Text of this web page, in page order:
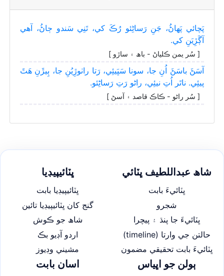
پَچائي پَھاڻُ، جَنِ رَساڻِئو رُڪَ کي، تَنِي سَندو ڄاڻُ، آھي
آڳَڙِيَنِ کي.
[ سُر يمن ڪلياڻ - باھ ۽ ساڙو ]
آسَڻَ باسَڻَ اُنِ جا، سونا سَڀَيئِي، رَتا راٺوڙِيُنِ جا، ٻِيڙَنِ ھَٿَ
پيئِي. ناتَر اُتِ نيئِي، راڻو رَتِ رَساڻِئو.
[ سُر راڻو - ڪاڪ قاصد ۽ آسڻ ]
شاھ عبداللطيف ڀٽائي
ڀٽائيءَ بابت
شجرو
ڀٽائيءَ جا پنڌ ۽ پيچرا
حالتن جي وارتا (timeline)
ڀٽائيءَ بابت تحقيقي مضمون
ڀٽائيپيڊيا
ڀٽائيپيڊيا بابت
گنج کان ڀٽائيپيڊيا تائين
شاھ جو ڪوش
اردو آڊيو بڪ
مشيني وڊيوز
ٻولن جو اڀياس اسان بابت